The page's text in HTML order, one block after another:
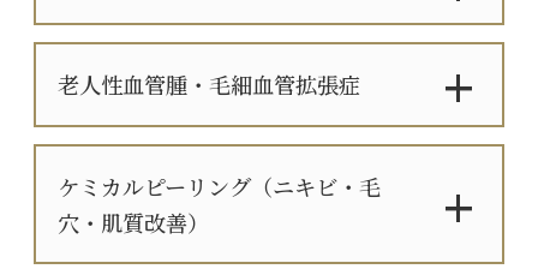
老人性血管腫・毛細血管拡張症
ケミカルピーリング（ニキビ・毛
穴・肌質改善）